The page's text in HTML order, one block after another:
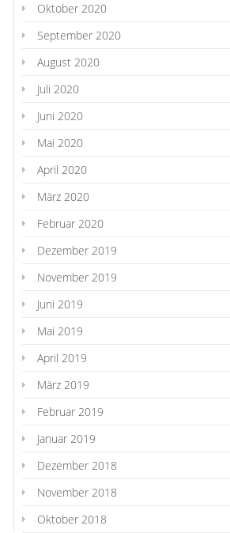
Oktober 2020
September 2020
August 2020
Juli 2020
Juni 2020
Mai 2020
April 2020
März 2020
Februar 2020
Dezember 2019
November 2019
Juni 2019
Mai 2019
April 2019
März 2019
Februar 2019
Januar 2019
Dezember 2018
November 2018
Oktober 2018